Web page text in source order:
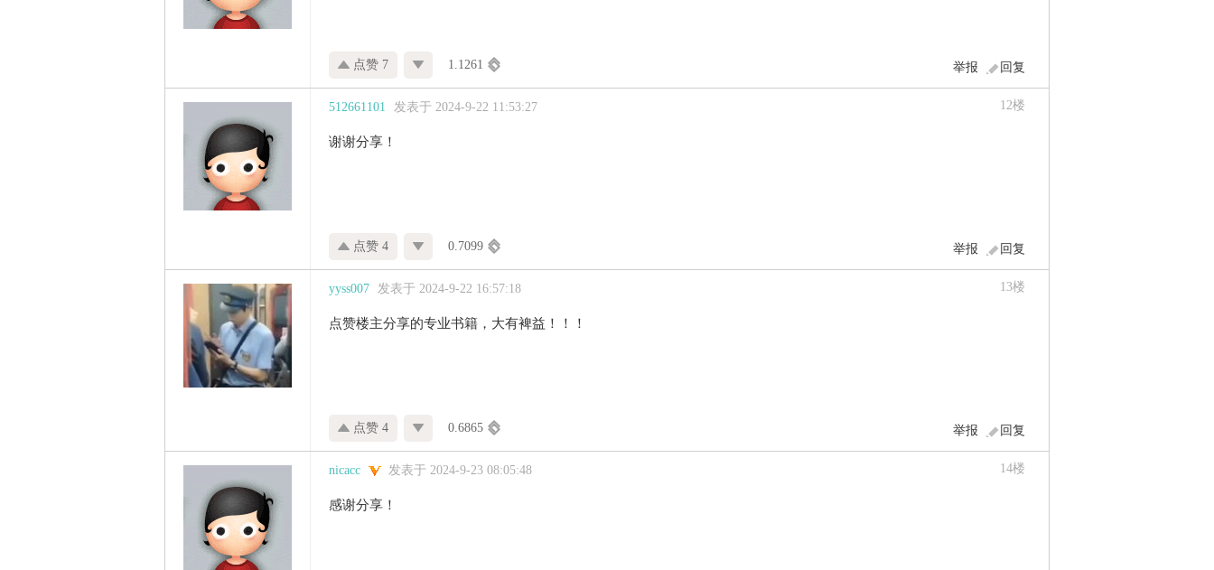
回复
举报
点赞 7 1.1261
12楼
512661101 发表于 2024-9-22 11:53:27
谢谢分享！
回复
举报
点赞 4 0.7099
13楼
yyss007 发表于 2024-9-22 16:57:18
点赞楼主分享的专业书籍，大有裨益！！！
回复
举报
点赞 4 0.6865
14楼
nicacc 发表于 2024-9-23 08:05:48
感谢分享！